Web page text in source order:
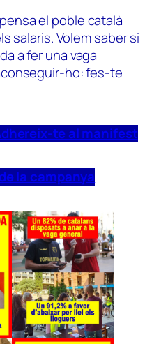
el poble català
salaris. Volem saber si
a fer una vaga
ho: fes-te
te al manifest
la campanya